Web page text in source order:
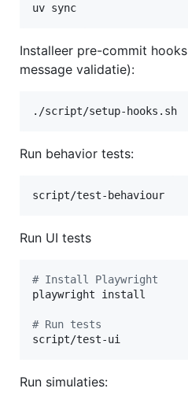
uv sync
Installeer pre-commit
message validatie):
./script/setup-hooks.sh
Run behavior tests:
script/test-behaviour
Run UI tests
# Install Playwright
playwright install
# Run tests
script/test-ui
Run simulaties: